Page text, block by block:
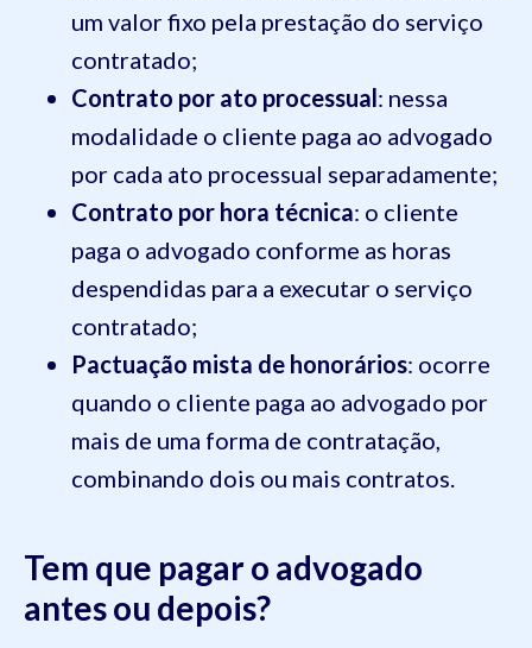
um valor fixo pela prestação do serviço
contratado;
Contrato por ato processual: nessa
modalidade o cliente paga ao advogado
por cada ato processual separadamente;
Contrato por hora técnica: o cliente
paga o advogado conforme as horas
despendidas para a executar o serviço
contratado;
Pactuação mista de honorários: ocorre
quando o cliente paga ao advogado por
mais de uma forma de contratação,
combinando dois ou mais contratos.
Tem que pagar o advogado
antes ou depois?